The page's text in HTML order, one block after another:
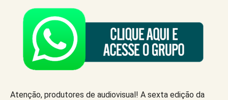
Atenção, produtores de audiovisual! A sexta edição da